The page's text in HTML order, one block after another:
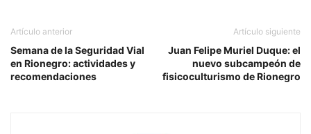
Artículo anterior
Semana de la Seguridad Vial
en Rionegro: actividades y
recomendaciones
Artículo siguiente
Juan Felipe Muriel Duque: el
nuevo subcampeón de
fisicoculturismo de Rionegro